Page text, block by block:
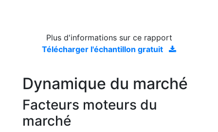
Plus d'informations sur ce rapport
Télécharger l'échantillon gratuit
Dynamique du marché
Facteurs moteurs du
marché